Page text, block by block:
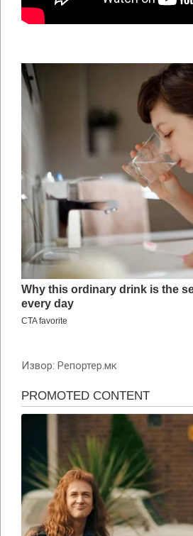
Извор: Репортер.мк